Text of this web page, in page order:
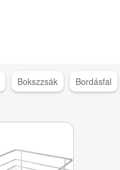
Bokszzsák Bordásfal